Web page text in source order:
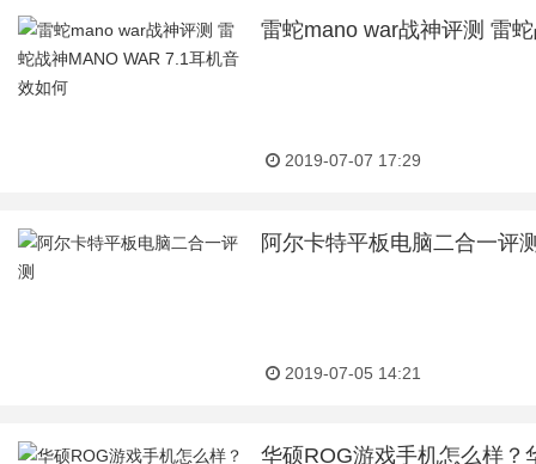
雷蛇mano war战神评测 雷
2019-07-07 17:29
阿尔卡特平板电脑二合一评
2019-07-05 14:21
华硕ROG游戏手机怎么样？